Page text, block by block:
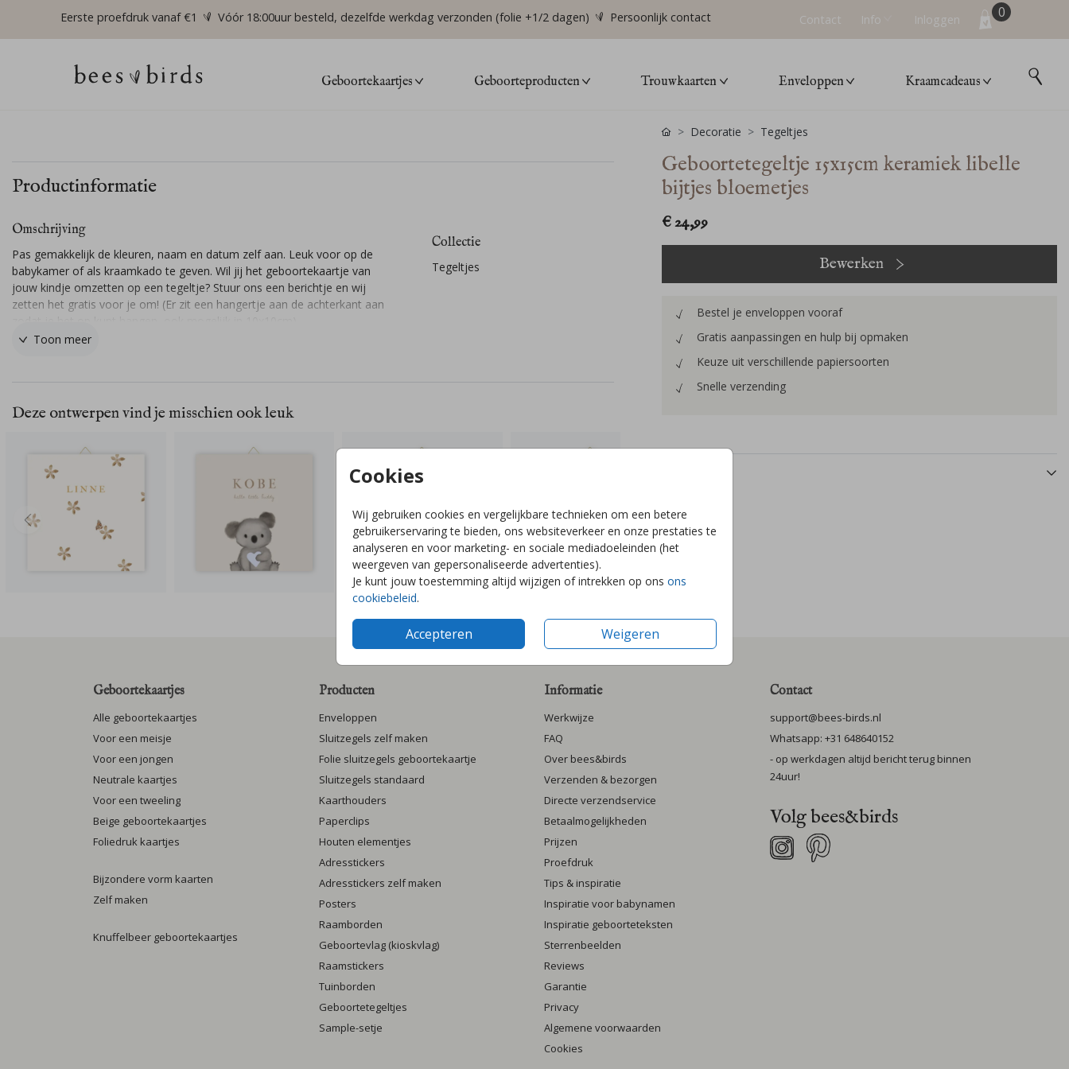
Eerste proefdruk vanaf €1 Vóór 18:00uur besteld, dezelfde werkdag verzonden (folie +1/2 dagen) Persoonlijk contact Contact Info Inloggen 0
Geboortekaartjes Geboorteproducten Trouwkaarten Enveloppen Kraamcadeaus
Cookies
Wij gebruiken cookies en vergelijkbare technieken om een betere
gebruikerservaring te bieden, ons websiteverkeer en onze prestaties te
analyseren en voor marketing- en sociale mediadoeleinden (het
weergeven van gepersonaliseerde advertenties).
Je kunt jouw toestemming altijd wijzigen of intrekken op ons ons
cookiebeleid.
Accepteren Weigeren
Productinformatie
Omschrijving
Pas gemakkelijk de kleuren, naam en datum zelf aan. Leuk voor op de
babykamer of als kraamkado te geven. Wil jij het geboortekaartje van
jouw kindje omzetten op een tegeltje? Stuur ons een berichtje en wij
zetten het gratis voor je om! (Er zit een hangertje aan de achterkant aan
Toon meer
Collectie
Tegeltjes
Deze ontwerpen vind je misschien ook leuk
Decoratie Tegeltjes
Geboortetegeltje 15x15cm keramiek libelle
bijtjes bloemetjes
€ 24,99
Bewerken
Bestel je enveloppen vooraf
Gratis aanpassingen en hulp bij opmaken
Keuze uit verschillende papiersoorten
Snelle verzending
Geboortekaartjes
Alle geboortekaartjes
Voor een meisje
Voor een jongen
Neutrale kaartjes
Voor een tweeling
Beige geboortekaartjes
Foliedruk kaartjes
Bijzondere vorm kaarten
Zelf maken
Knuffelbeer geboortekaartjes
Producten
Enveloppen
Sluitzegels zelf maken
Folie sluitzegels geboortekaartje
Sluitzegels standaard
Kaarthouders
Paperclips
Houten elementjes
Adresstickers
Adresstickers zelf maken
Posters
Raamborden
Geboortevlag (kioskvlag)
Raamstickers
Tuinborden
Geboortetegeltjes
Sample-setje
Informatie
Werkwijze
FAQ
Over bees&birds
Verzenden & bezorgen
Directe verzendservice
Betaalmogelijkheden
Prijzen
Proefdruk
Tips & inspiratie
Inspiratie voor babynamen
Inspiratie geboorteteksten
Sterrenbeelden
Reviews
Garantie
Privacy
Algemene voorwaarden
Cookies
Contact
support@bees-birds.nl
Whatsapp: +31 648640152
- op werkdagen altijd bericht terug binnen
24uur!
Volg bees&birds